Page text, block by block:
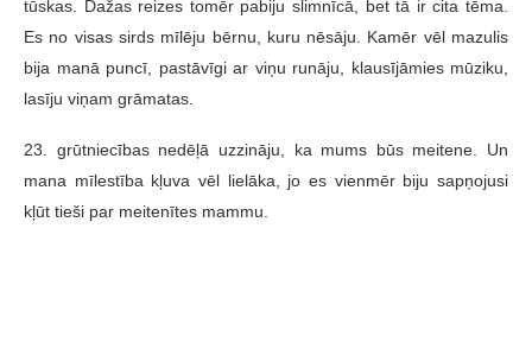
tūskas. Dažas reizes tomēr pabiju slimnīcā, bet tā ir cita tēma.
Es no visas sirds mīlēju bērnu, kuru nēsāju. Kamēr vēl mazulis
bija manā puncī, pastāvīgi ar viņu runāju, klausījāmies mūziku,
lasīju viņam grāmatas.
23. grūtniecības nedēļā uzzināju, ka mums būs meitene. Un
mana mīlestība kļuva vēl lielāka, jo es vienmēr biju sapņojusi
kļūt tieši par meitenītes mammu.